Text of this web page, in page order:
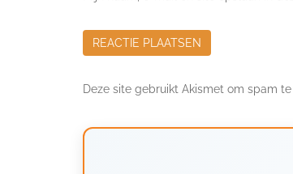
Deze site gebruikt Akismet om spam